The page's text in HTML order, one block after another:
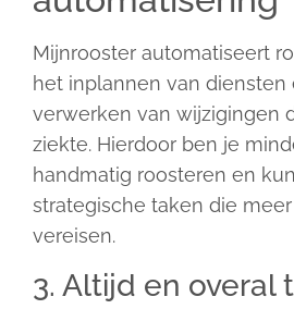
Mijnrooster automatiseert
het inplannen van diensten
verwerken van wijzigingen
ziekte. Hierdoor ben je
handmatig roosteren en
strategische taken die
vereisen.
3. Altijd en overal